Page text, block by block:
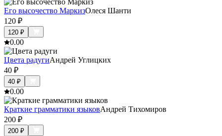
Его высочество МаркизОлеся Шанти
120 ₽
120 ₽
0.00
Цвета радугиАндрей Углицких
40 ₽
40 ₽
0.00
Краткие грамматики языковАндрей Тихомиров
200 ₽
200 ₽